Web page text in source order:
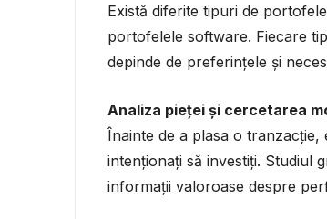
Există diferite tipuri de
portofelele software. Fiecare
depinde de preferințele și
Analiza pieței și cercetarea
Înainte de a plasa o tranzacție,
intenționați să investiți. Studiul
informații valoroase despre